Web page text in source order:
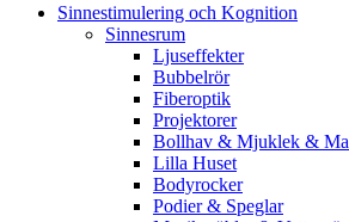
Sinnestimulering och Kognition
Sinnesrum
Ljuseffekter
Bubbelrör
Fiberoptik
Projektorer
Bollhav & Mjuklek &
Lilla Huset
Bodyrocker
Podier & Speglar